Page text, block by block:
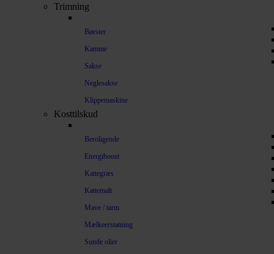
Trimning
Børster
Kamme
Sakse
Neglesakse
Klippemaskine
Kosttilskud
Beroligende
Energiboost
Kattegræs
Kattemalt
Mave / tarm
Mælkeerstatning
Sunde olier